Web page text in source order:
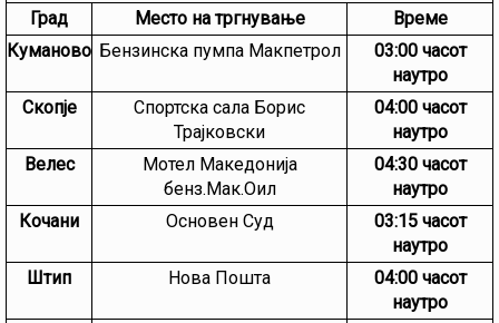
Град
Место на тргнување
Време
Куманово Бензинска пумпа Макпетрол 03:00 часот
наутро
Скопје
Спортска сала Борис
Трајковски
04:00 часот
наутро
Велес
Мотел Македонија
бенз.Мак.Оил
04:30 часот
наутро
Кочани
Основен Суд
03:15 часот
наутро
Штип
Нова Пошта 04:00 часот
наутро